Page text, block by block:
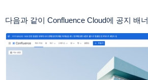
다음과 같이 Confluence Cloud에 공지 배